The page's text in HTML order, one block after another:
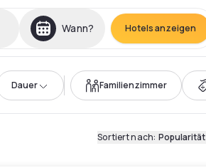
Wann? Hotels anzeigen
Dauer Familienzimmer
Sortiert nach: Popularität